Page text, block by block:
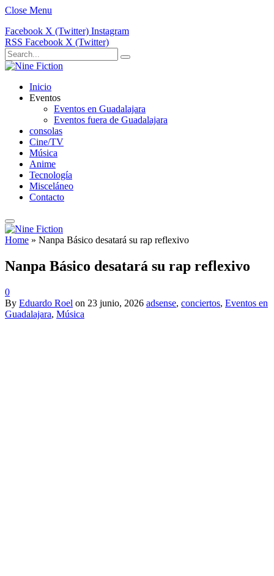
Close Menu
Facebook X (Twitter) Instagram
RSS Facebook X (Twitter)
Inicio
Eventos
Eventos en Guadalajara
Eventos fuera de Guadalajara
consolas
Cine/TV
Música
Anime
Tecnología
Misceláneo
Contacto
Home » Nanpa Básico desatará su rap reflexivo
Nanpa Básico desatará su rap reflexivo
0
By Eduardo Roel on 23 junio, 2026 adsense, conciertos, Eventos en
Guadalajara, Música